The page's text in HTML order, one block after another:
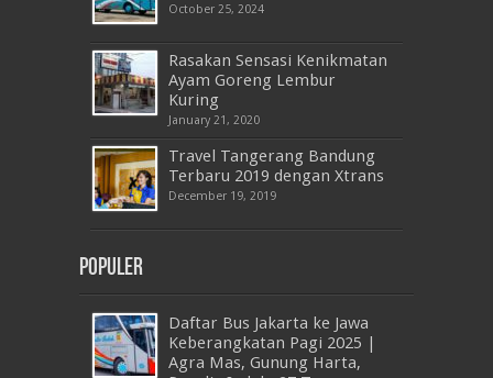
October 25, 2024
Rasakan Sensasi Kenikmatan
Ayam Goreng Lembur
Kuring
January 21, 2020
Travel Tangerang Bandung
Terbaru 2019 dengan Xtrans
December 19, 2019
Populer
Daftar Bus Jakarta ke Jawa
Keberangkatan Pagi 2025 |
Agra Mas, Gunung Harta,